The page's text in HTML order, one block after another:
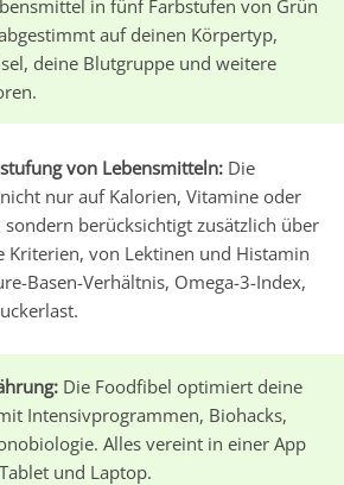
in fünf Farbstufen von Grün
auf deinen Körpertyp,
deine Blutgruppe und weitere
von Lebensmitteln: Die
nur auf Kalorien, Vitamine oder
berücksichtigt zusätzlich über
Kriterien, von Lektinen und Histamin
Basen-Verhältnis, Omega-3-Index,
Die Foodfibel optimiert deine
Intensivprogrammen, Biohacks,
Alles vereint in einer App
und Laptop.